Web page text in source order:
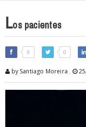
Los pacientes
0 0
by Santiago Moreira ,